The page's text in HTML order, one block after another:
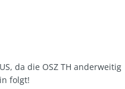
da die OSZ TH anderweitig
folgt!